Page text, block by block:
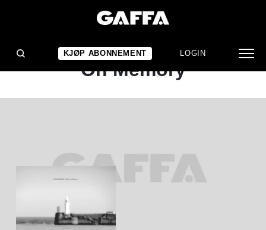
KJØP ABONNEMENT LOGIN
ALBUMANMELDELSE
Cloud Nothings: Attack
On Memory